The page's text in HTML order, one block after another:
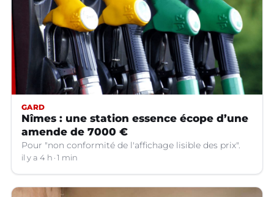
GARD
Nîmes : une station essence écope d’une
amende de 7000 €
Pour "non conformité de l'affichage lisible des prix".
il y a 4 h 1 min